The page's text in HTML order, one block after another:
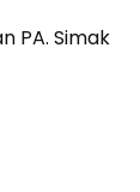
PA. Simak